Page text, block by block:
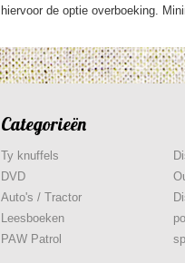
hiervoor de optie overboeking.
Categorieën
Ty knuffels
DVD
Auto's / Tractor
Leesboeken
PAW Patrol